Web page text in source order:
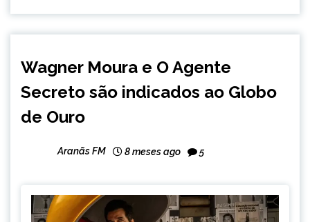
INTERNACIONAL
NOTÍCIAS
Wagner Moura e O Agente
Secreto são indicados ao Globo
de Ouro
Aranãs FM 8 meses ago 5